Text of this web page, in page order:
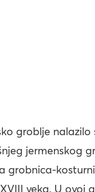
groblje
jermenskog
grobnica-
veka. U ovoj